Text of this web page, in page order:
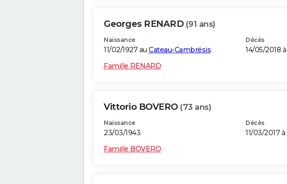
Georges RENARD (91 ans)
Naissance
11/02/1927 au Cateau-Cambrésis
Décès
14/05/2018 à
Famille RENARD
Vittorio BOVERO (73 ans)
Naissance
23/03/1943
Décès
11/03/2017 à
Famille BOVERO